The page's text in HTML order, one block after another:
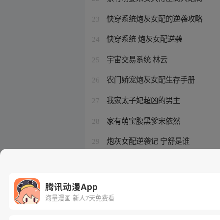
23 快穿系统炮灰女配的逆袭攻略
24 快穿系统 炮灰女配逆袭
25 宇宙交易系统 林云
26 农门娇宠炮灰女配生存手册
27 我家太子妃超凶的男主
28 家有萌宝腹黑爹宋依然
29 炮灰女配逆袭记 宁舒是谁
腾讯动漫App
海量漫画 新人7天免费看